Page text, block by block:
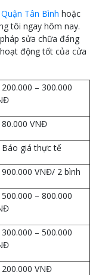
Tân Bình hoặc
tôi ngay hôm nay.
sửa chữa đáng
động tốt của cửa
– 300.000
VNĐ
giá thực tế
VNĐ/ 2 bình
– 800.000
– 500.000
VNĐ